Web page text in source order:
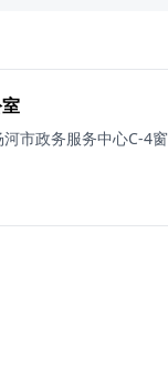
市政务服务中心C-4窗